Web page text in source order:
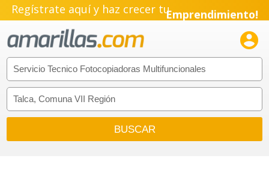
Regístrate aquí y haz crecer tuEmprendimiento!
